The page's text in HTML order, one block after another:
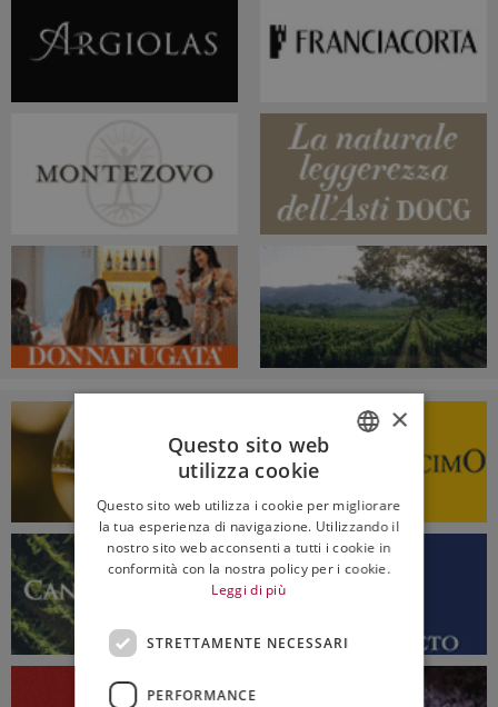
ENGLISH
×
Questo sito web
utilizza cookie
Questo sito web utilizza i cookie per migliorare
la tua esperienza di navigazione. Utilizzando il
nostro sito web acconsenti a tutti i cookie in
conformità con la nostra policy per i cookie.
Leggi di più
STRETTAMENTE NECESSARI
PERFORMANCE